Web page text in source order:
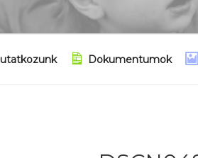
Dokumentumok